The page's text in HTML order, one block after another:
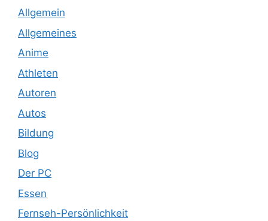
Allgemein
Allgemeines
Anime
Athleten
Autoren
Autos
Bildung
Blog
Der PC
Essen
Fernseh-Persönlichkeit